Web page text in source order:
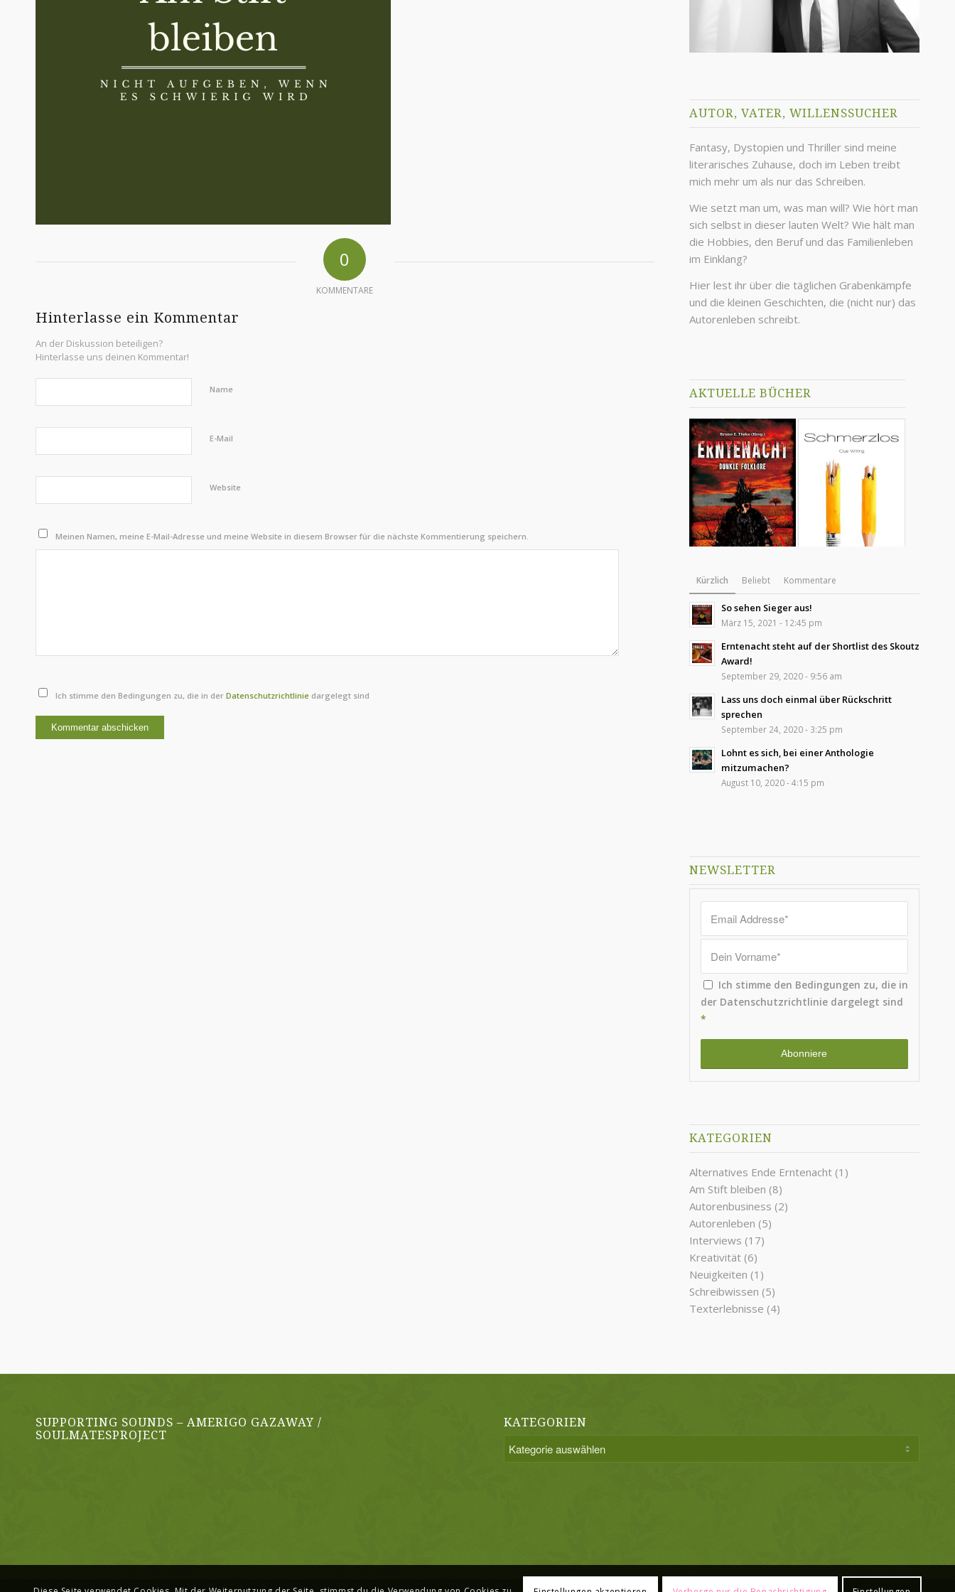
0
KOMMENTARE
Hinterlasse ein Kommentar
An der Diskussion beteiligen?
Hinterlasse uns deinen Kommentar!
Name
E-Mail
Website
Meinen Namen, meine E-Mail-Adresse und meine Website in diesem Browser für die nächste Kommentierung speichern.
Ich stimme den Bedingungen zu, die in der Datenschutzrichtliniedargelegt sind
AUTOR, VATER, WILLENSSUCHER
Fantasy, Dystopien und Thriller sind meine
literarisches Zuhause, doch im Leben treibt
mich mehr um als nur das Schreiben.
Wie setzt man um, was man will? Wie hört man
sich selbst in dieser lauten Welt? Wie hält man
die Hobbies, den Beruf und das Familienleben
im Einklang?
Hier lest ihr über die täglichen Grabenkämpfe
und die kleinen Geschichten, die (nicht nur) das
Autorenleben schreibt.
AKTUELLE BÜCHER
Kürzlich Beliebt Kommentare
So sehen Sieger aus!
März 15, 2021 - 12:45 pm
Erntenacht steht auf der Shortlist des Skoutz
Award!
September 29, 2020 - 9:56 am
Lass uns doch einmal über Rückschritt
sprechen
September 24, 2020 - 3:25 pm
Lohnt es sich, bei einer Anthologie
mitzumachen?
August 10, 2020 - 4:15 pm
NEWSLETTER
Ich stimme den Bedingungen zu, die in
der Datenschutzrichtliniedargelegt sind
*
KATEGORIEN
Alternatives Ende Erntenacht(1)
Am Stift bleiben (8)
Autorenbusiness (2)
Autorenleben (5)
Interviews (17)
Kreativität(6)
Neuigkeiten (1)
Schreibwissen (5)
Texterlebnisse (4)
SUPPORTING SOUNDS – AMERIGO GAZAWAY /
SOULMATESPROJECT
KATEGORIEN
Kategorien